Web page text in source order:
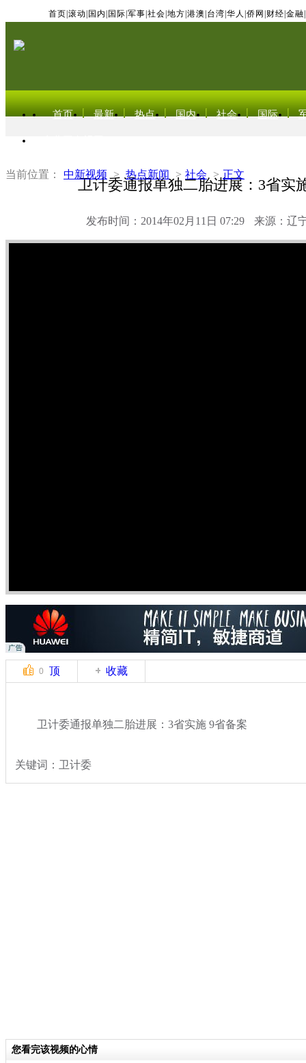
首页 滚动 国内 国际 军事 社会 地方 港澳 台湾 华人 侨网 财经 金融
首页 最新 热点 国内 社会 国际
当前位置： 中新视频 > 热点新闻 > 社会 > 正文
卫计委通报单独二胎进展：3省实
发布时间：2014年02月11日 07:29 来源：辽
0 顶 收藏
卫计委通报单独二胎进展：3省实施 9省备案
关键词：卫计委
您看完该视频的心情